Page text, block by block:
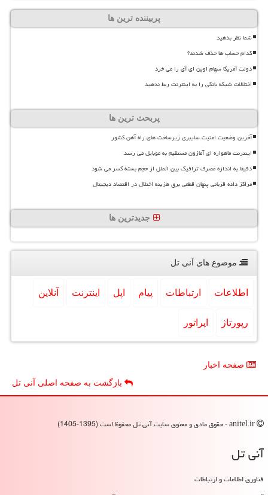
پربیننده ترین ها
شما نظر بدهید
کدام حساب ها حذف شدند؟
دولت آمریکا سهام اوپن ای آی را می خرد
اختلالات شبکه بانکی را به اینترنت ربط ندهید
پربحث ترین ها
آخرین وضعیت امنیت سایبری زیرساخت های راه آهن کشور
اینترنت ماهواره ای آمازون مستقیم به موبایل می رسد
دقیقا به اندازه مصرف ترافیک بین الملل از حجم بسته کسر می شود
مراکز داده قربانی پنهان قطعی برق هزینه اختلال در اقتصاد دیجیتال
جدیدترین ها
موضوع های آنی تل
اطلاعات ارتباطات پیام اپل اینترنت آنلاین
رپورتاژ اپراتور
صفحه اخبار
بازگشت به صفحه اصلی آنی تل
آنی تل
فناوری اطلاعات و ارتباطات